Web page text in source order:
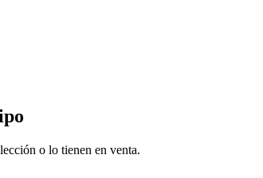
o lo tienen en venta.